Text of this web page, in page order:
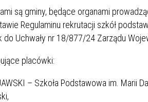
są gminy, będące organami
Regulaminu rekrutacji szkół
do Uchwały nr 18/877/24 Zarządu
placówki:
– Szkoła Podstawowa im. Marii